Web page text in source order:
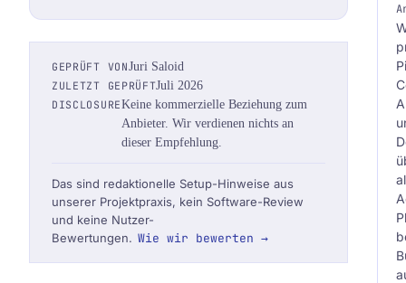
hello@datascale.de
+49 89 921 35 623
GEPRÜFT VONJuri Saloid
ZULETZT GEPRÜFTJuli 2026
DISCLOSUREKeine kommerzielle Beziehung zum
Anbieter. Wir verdienen nichts an
dieser Empfehlung.
Das sind redaktionelle Setup-Hinweise aus
unserer Projektpraxis, kein Software-Review
und keine Nutzer-
Bewertungen. Wie wir bewerten →